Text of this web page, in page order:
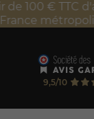
9,5/10